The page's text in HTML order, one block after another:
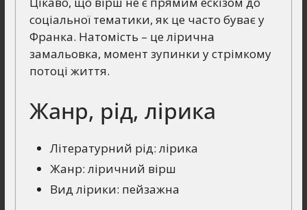
соціальної тематики, як це часто буває у
Франка. Натомість – це лірична
замальовка, момент зупинки у стрімкому
потоці життя.
Жанр, рід, лірика
Літературний рід: лірика
Жанр: ліричний вірш
Вид лірики: пейзажна